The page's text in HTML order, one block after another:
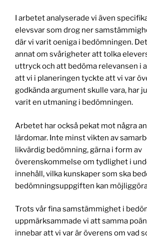
I arbetet analyserade vi även
elevsvar som drog ner
där vi varit oeniga i bedömningen.
annat om svårigheter att tolka
uttryck och att bedöma relevansen i
att vi i planeringen tyckte att vi var
godkända argument skulle vara, har
varit en utmaning i bedömningen.
Arbetet har också pekat mot några
lärdomar. Inte minst vikten av
likvärdig bedömning, gärna i form av
överenskommelse om tydlighet i
innehåll, vilka kunskaper som ska
bedömningsuppgiften kan
Trots vår fina samstämmighet i
uppmärksammade vi att samma
innebar att vi var är överens om vad